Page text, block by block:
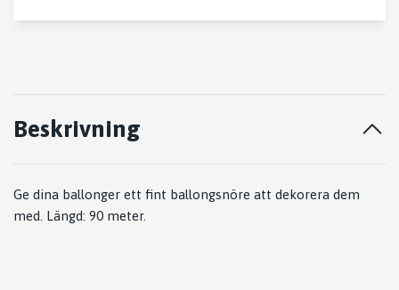
Beskrivning
Ge dina ballonger ett fint ballongsnöre att dekorera dem
med. Längd: 90 meter.